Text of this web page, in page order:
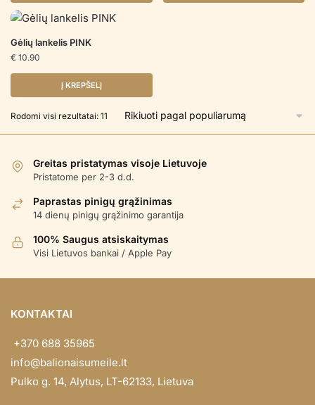
Gėlių lankelis PINK
€ 10.90
Į KREPŠELĮ
Rodomi visi rezultatai: 11 Rūšiuojama
Greitas pristatymas visoje Lietuvoje
Pristatome per 2-3 d.d.
Paprastas pinigų grąžinimas
14 dienų pinigų grąžinimo garantija
100% Saugus atsiskaitymas
Visi Lietuvos bankai / Apple Pay
KONTAKTAI
+370 688 35965
info@balionaisumeile.lt
Pulko g. 14, Alytus, LT-62133, Lietuva